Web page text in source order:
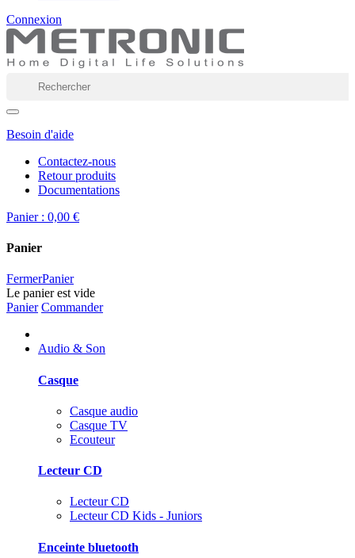
Connexion
Besoin d'aide
Contactez-nous
Retour produits
Documentations
Panier : 0,00 €
Panier
FermerPanier
Le panier est vide
Panier Commander
Audio & Son
Casque
Casque audio
Casque TV
Ecouteur
Lecteur CD
Lecteur CD
Lecteur CD Kids - Juniors
Enceinte bluetooth